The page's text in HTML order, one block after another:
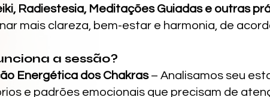
Radiestesia, Meditações Guiadas e outras
mais clareza, bem-estar e harmonia, de
a sessão?
Energética dos Chakras– Analisamos seu
e padrões emocionais que precisam de